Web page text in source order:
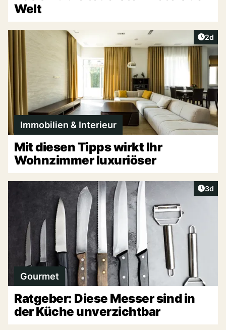
Welt
2d
Immobilien & Interieur
Mit diesen Tipps wirkt Ihr
Wohnzimmer luxuriöser
3d
Gourmet
Ratgeber: Diese Messer sind in
der Küche unverzichtbar